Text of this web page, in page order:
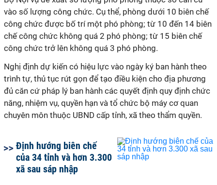
vào số lượng công chức. Cụ thể, phòng dưới 10 biên chế
công chức được bố trí một phó phòng; từ 10 đến 14 biên
chế công chức không quá 2 phó phòng; từ 15 biên chế
công chức trở lên không quá 3 phó phòng.
Nghị định dự kiến có hiệu lực vào ngày ký ban hành theo
trình tự, thủ tục rút gọn để tạo điều kiện cho địa phương
đủ căn cứ pháp lý ban hành các quyết định quy định chức
năng, nhiệm vụ, quyền hạn và tổ chức bộ máy cơ quan
chuyên môn thuộc UBND cấp tỉnh, xã theo thẩm quyền.
Định hướng biên chế
của 34 tỉnh và hơn 3.300
xã sau sáp nhập